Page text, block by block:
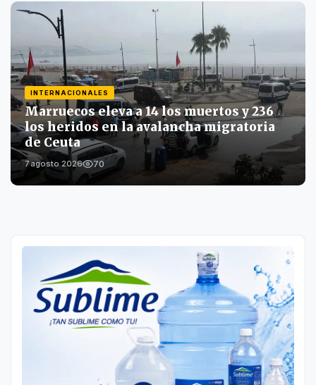
INTERNACIONALES
Marruecos eleva a 14 los muertos y 236
los heridos en la avalancha migratoria
de Ceuta
7 agosto 2026 70